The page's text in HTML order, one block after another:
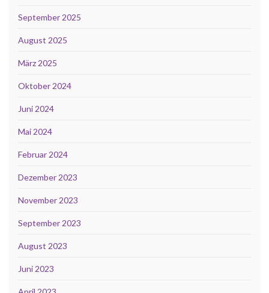
September 2025
August 2025
März 2025
Oktober 2024
Juni 2024
Mai 2024
Februar 2024
Dezember 2023
November 2023
September 2023
August 2023
Juni 2023